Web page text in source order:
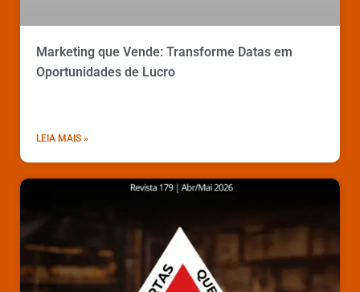
Marketing que Vende: Transforme Datas em
Oportunidades de Lucro
LEIA MAIS »